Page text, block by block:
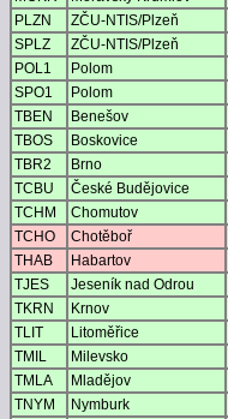
PLZN
ZČU-NTIS/Plzeň
SPLZ
ZČU-NTIS/Plzeň
POL1
Polom
SPO1
Polom
TBEN
Benešov
TBOS
Boskovice
TBR2
Brno
TCBU
České Budějovice
TCHM
Chomutov
TCHO
Chotěboř
THAB
Habartov
TJES
Jeseník nad Odrou
TKRN
Krnov
TLIT
Litoměřice
TMIL
Milevsko
TMLA
Mladějov
TNYM
Nymburk